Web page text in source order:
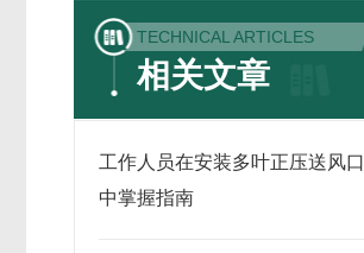
TECHNICAL ARTICLES
相关文章
工作人员在安装多叶正压送风口
中掌握指南